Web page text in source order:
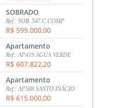
SOBRADO
Ref.: SOB. 547.C.COMP
R$ 599.000,00
Apartamento
Ref.: AP.419.AGUA VERDE
R$ 607.822,20
Apartamento
Ref.: AP.588.SANTO INÁCIO
R$ 615.000,00